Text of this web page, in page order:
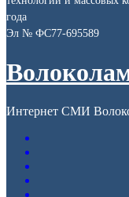
года
Эл № ФС77-695589
Интернет СМИ